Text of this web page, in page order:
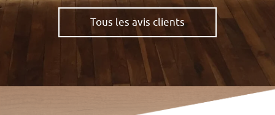
Leprete Nathalie
Tous les avis clients